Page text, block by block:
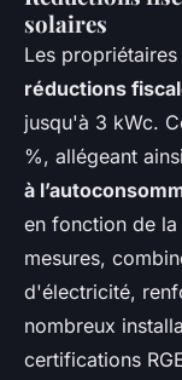
solaires
Les
réductions
jusqu'à 3 kWc.
%, allégeant
à
en fonction de
mesures,
d'électricité,
nombreux
certifications